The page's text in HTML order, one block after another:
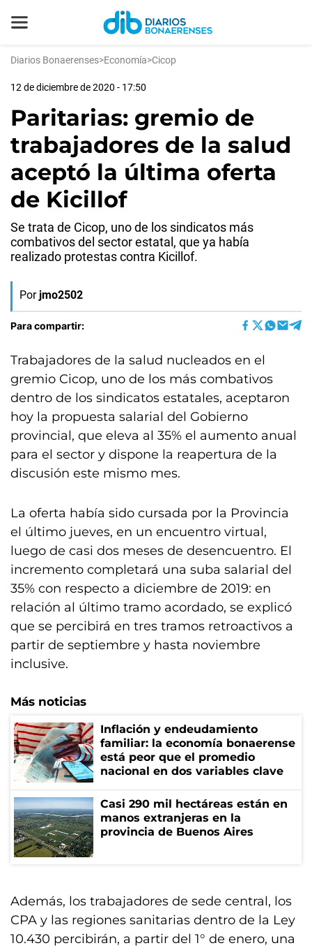
Diarios Bonaerenses>Economía>Cicop
12 de diciembre de 2020 - 17:50
Paritarias: gremio de
trabajadores de la salud
aceptó la última oferta
de Kicillof
Se trata de Cicop, uno de los sindicatos más
combativos del sector estatal, que ya había
realizado protestas contra Kicillof.
Por jmo2502
Para compartir:
Trabajadores de la salud nucleados en el
gremio Cicop, uno de los más combativos
dentro de los sindicatos estatales, aceptaron
hoy la propuesta salarial del Gobierno
provincial, que eleva al 35% el aumento anual
para el sector y dispone la reapertura de la
discusión este mismo mes.
La oferta había sido cursada por la Provincia
el último jueves, en un encuentro virtual,
luego de casi dos meses de desencuentro. El
incremento completará una suba salarial del
35% con respecto a diciembre de 2019: en
relación al último tramo acordado, se explicó
que se percibirá en tres tramos retroactivos a
partir de septiembre y hasta noviembre
inclusive.
Más noticias
Inflación y endeudamiento
familiar: la economía bonaerense
está peor que el promedio
nacional en dos variables clave
Casi 290 mil hectáreas están en
manos extranjeras en la
provincia de Buenos Aires
Además, los trabajadores de sede central, los
CPA y las regiones sanitarias dentro de la Ley
10.430 percibirán, a partir del 1° de enero, una